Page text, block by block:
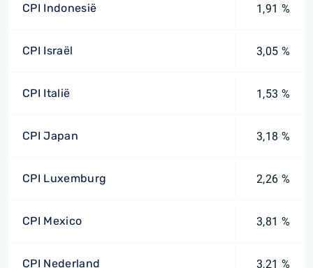
CPI Indonesië 1,91 %
CPI Israël 3,05 %
CPI Italië 1,53 %
CPI Japan 3,18 %
CPI Luxemburg 2,26 %
CPI Mexico 3,81 %
CPI Nederland 3,21 %